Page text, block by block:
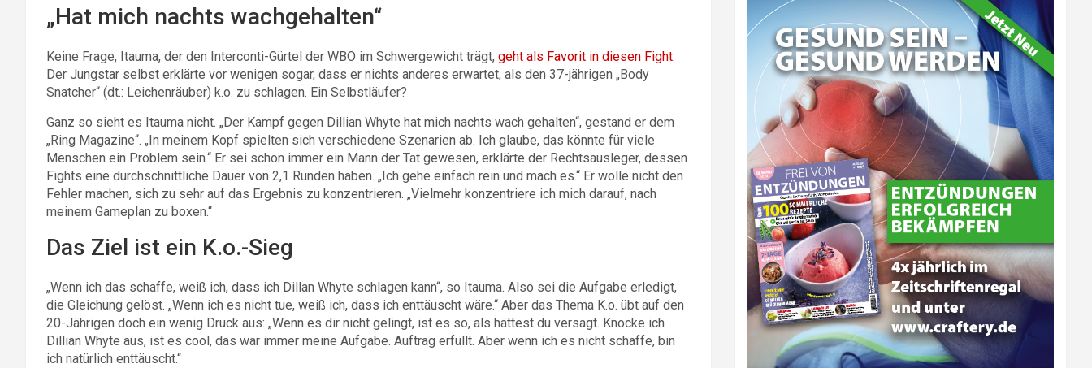
„Hat mich nachts wachgehalten“
Keine Frage, Itauma, der den Interconti-Gürtel der WBO im Schwergewicht trägt, geht als Favorit in diesen Fight.
Der Jungstar selbst erklärte vor wenigen sogar, dass er nichts anderes erwartet, als den 37-jährigen „Body
Snatcher“ (dt.: Leichenräuber) k.o. zu schlagen. Ein Selbstläufer?
Ganz so sieht es Itauma nicht. „Der Kampf gegen Dillian Whyte hat mich nachts wach gehalten“, gestand er dem
„Ring Magazine“. „In meinem Kopf spielten sich verschiedene Szenarien ab. Ich glaube, das könnte für viele
Menschen ein Problem sein.“ Er sei schon immer ein Mann der Tat gewesen, erklärte der Rechtsausleger, dessen
Fights eine durchschnittliche Dauer von 2,1 Runden haben. „Ich gehe einfach rein und mach es.“ Er wolle nicht den
Fehler machen, sich zu sehr auf das Ergebnis zu konzentrieren. „Vielmehr konzentriere ich mich darauf, nach
meinem Gameplan zu boxen.“
Das Ziel ist ein K.o.-Sieg
„Wenn ich das schaffe, weiß ich, dass ich Dillan Whyte schlagen kann“, so Itauma. Also sei die Aufgabe erledigt,
die Gleichung gelöst. „Wenn ich es nicht tue, weiß ich, dass ich enttäuscht wäre.“ Aber das Thema K.o. übt auf den
20-Jährigen doch ein wenig Druck aus: „Wenn es dir nicht gelingt, ist es so, als hättest du versagt. Knocke ich
Dillian Whyte aus, ist es cool, das war immer meine Aufgabe. Auftrag erfüllt. Aber wenn ich es nicht schaffe, bin
ich natürlich enttäuscht.“